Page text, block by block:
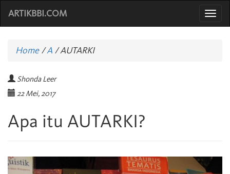
ARTIKBBI.COM
Home/A /AUTARKI
Shonda Leer
22 Mei, 2017
Apa itu AUTARKI?